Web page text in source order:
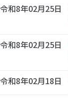
令和8年02月25日
令和8年02月25日
令和8年02月18日